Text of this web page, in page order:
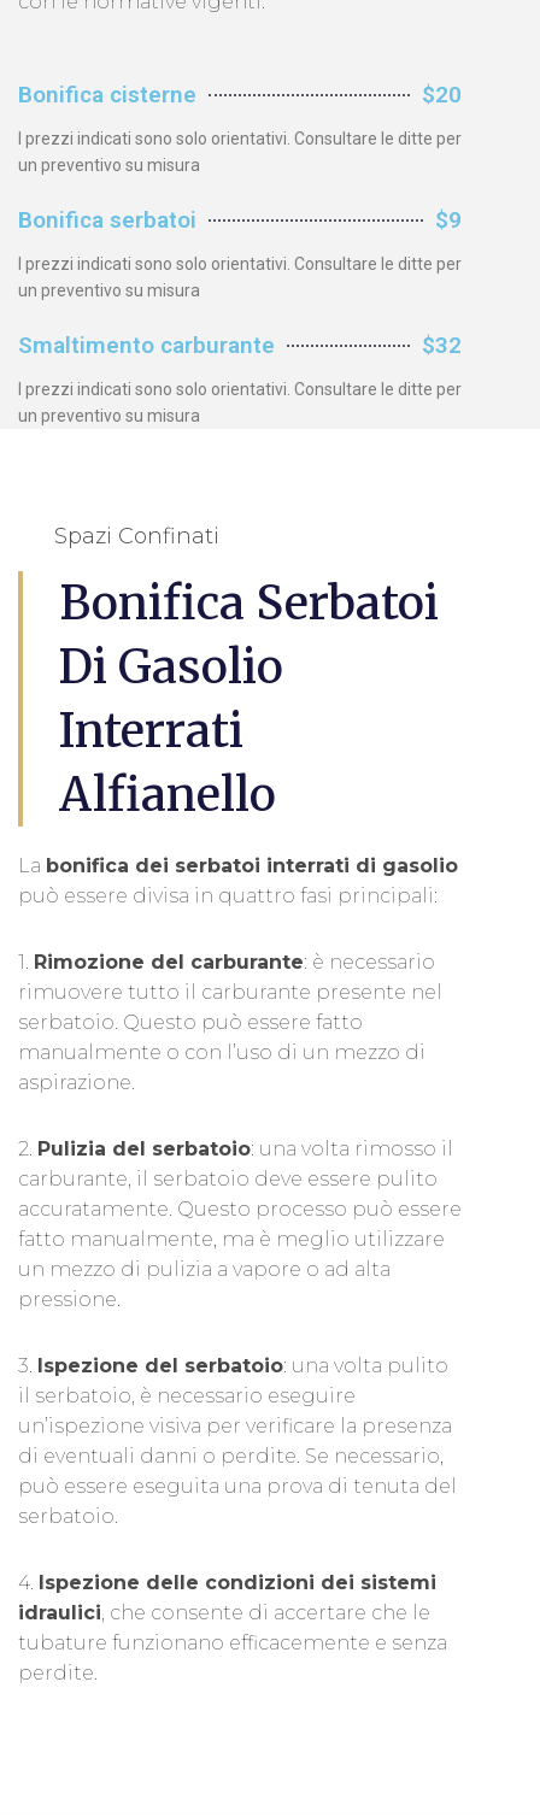
Bonifica cisterne $20
I prezzi indicati sono solo orientativi. Consultare le ditte per
un preventivo su misura
Bonifica serbatoi $9
I prezzi indicati sono solo orientativi. Consultare le ditte per
un preventivo su misura
Smaltimento carburante $32
I prezzi indicati sono solo orientativi. Consultare le ditte per
un preventivo su misura
Spazi Confinati
Bonifica Serbatoi
Di Gasolio
Interrati
Alfianello
La bonifica dei serbatoi interrati di gasolio
può essere divisa in quattro fasi principali:
1. Rimozione del carburante: è necessario
rimuovere tutto il carburante presente nel
serbatoio. Questo può essere fatto
manualmente o con l’uso di un mezzo di
aspirazione.
2. Pulizia del serbatoio: una volta rimosso il
carburante, il serbatoio deve essere pulito
accuratamente. Questo processo può essere
fatto manualmente, ma è meglio utilizzare
un mezzo di pulizia a vapore o ad alta
pressione.
3. Ispezione del serbatoio: una volta pulito
il serbatoio, è necessario eseguire
un’ispezione visiva per verificare la presenza
di eventuali danni o perdite. Se necessario,
può essere eseguita una prova di tenuta del
serbatoio.
4. Ispezione delle condizioni dei sistemi
idraulici, che consente di accertare che le
tubature funzionano efficacemente e senza
perdite.